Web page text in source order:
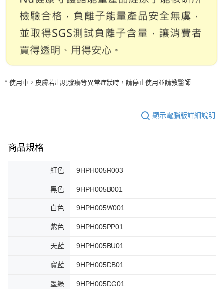
* 使用中，皮膚若出現發癢等異常症狀時，請停止使用並請教醫師
顯示電腦版詳細說明
商品規格
紅色 9HPH005R003
黑色 9HPH005B001
白色 9HPH005W001
紫色 9HPH005PP01
天藍 9HPH005BU01
寶藍 9HPH005DB01
墨綠 9HPH005DG01